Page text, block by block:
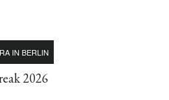
IN BERLIN
2026